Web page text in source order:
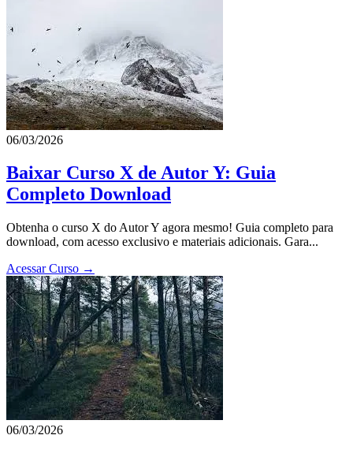
06/03/2026
Baixar Curso X de Autor Y: Guia
Completo Download
Obtenha o curso X do Autor Y agora mesmo! Guia completo para
download, com acesso exclusivo e materiais adicionais. Gara...
Acessar Curso →
06/03/2026